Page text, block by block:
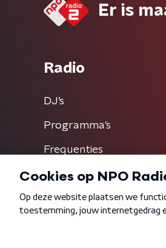
Er is
Radio
DJ’s
Programma's
Frequenties
Algemene voorwaarden